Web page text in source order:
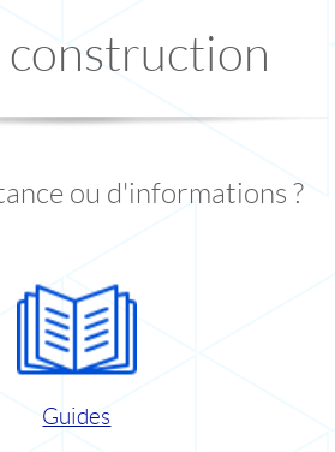
construction
ou d'informations ?
Guides